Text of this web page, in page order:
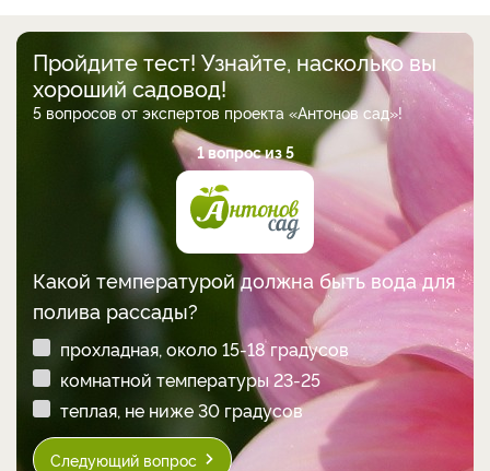
Пройдите тест! Узнайте, насколько вы
хороший садовод!
5 вопросов от экспертов проекта «Антонов сад»!
1 вопрос из 5
Какой температурой должна быть вода для
полива рассады?
прохладная, около 15-18 градусов
комнатной температуры 23-25
теплая, не ниже 30 градусов
Следующий вопрос